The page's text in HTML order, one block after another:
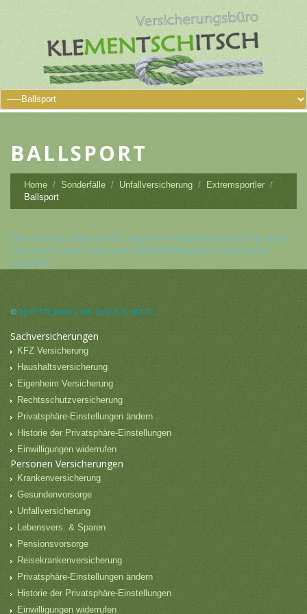
BALLSPORT
Home Sonderfälle Unfallversicherung
Extremsportler
Ballsport
[mp_row] [mp_span col=“12″ classes=“ motopress-space“] [mp_space
mp_custom_style=“mpce-prvt-2362-582b89ba5c03e“] [/mp_span]
[/mp_row]
© by KITTL4web | Inh. Udo B. S. KITTL
Sachversicherungen
KFZ Versicherung
Haushaltsversicherung
Eigenheim Versicherung
Rechtsschutzversicherung
Privatsphäre-Einstellungen ändern
Historie der Privatsphäre-Einstellungen
Einwilligungen widerrufen
Personen Versicherungen
Krankenversicherung
Gesundenvorsorge
Unfallversicherung
Lebensvers. & Sparen
Pensionsvorsorge
Reisekrankenversicherung
Privatsphäre-Einstellungen ändern
Historie der Privatsphäre-Einstellungen
Einwilligungen widerrufen